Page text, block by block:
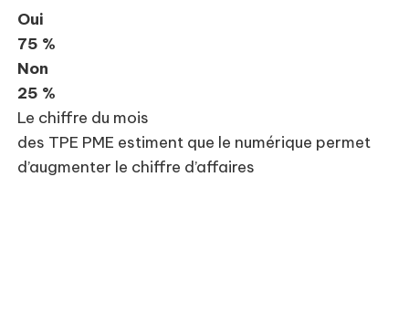
Oui
75 %
Non
25 %
Le chiffre du mois
des TPE PME estiment que le numérique permet
d’augmenter le chiffre d’affaires